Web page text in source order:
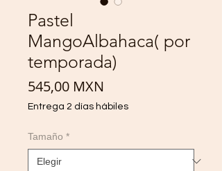
Pastel
MangoAlbahaca( por
temporada)
545,00 MXN
Entrega 2 días hábiles
Tamaño *